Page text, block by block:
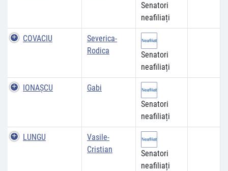
Senatori
neafiliați
COVACIU
Severica-
Rodica
Senatori
neafiliați
IONAȘCU
Gabi
Senatori
neafiliați
LUNGU
Vasile-
Cristian
Senatori
neafiliați